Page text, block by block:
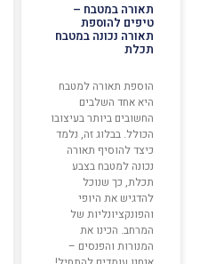
תאורה במטבח –
טיפים להוספת
תאורה נכונה במטבח
תכלת
הוספת תאורה למטבח
היא אחד השלבים
החשובים ביותר בעיצובו
הכולל. בבלוג זה, נלמד
כיצד להוסיף תאורה
נכונה למטבח בצבע
תכלת, כך שנוכל
להדגיש את היופי
והפונקציונליות של
המרחב. הכינו את
המנורות והפנסים –